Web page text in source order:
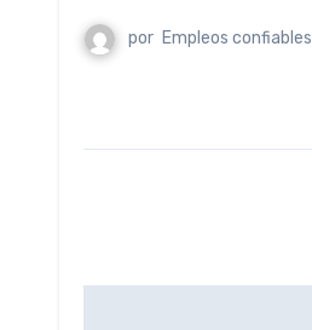
por Empleos confiables